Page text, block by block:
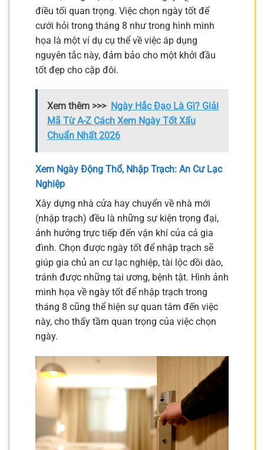
điều tối quan trọng. Việc chọn ngày tốt để
cưới hỏi trong tháng 8 như trong hình minh
họa là một ví dụ cụ thể về việc áp dụng
nguyên tắc này, đảm bảo cho một khởi đầu
tốt đẹp cho cặp đôi.
Xem thêm >>> Ngày Hắc Đạo Là Gì? Giải
Mã Từ A-Z Cách Xem Ngày Tốt Xấu
Chuẩn Nhất 2026
Xem Ngày Động Thổ, Nhập Trạch: An Cư Lạc
Nghiệp
Xây dựng nhà cửa hay chuyển về nhà mới
(nhập trạch) đều là những sự kiện trọng đại,
ảnh hưởng trực tiếp đến vận khí của cả gia
đình. Chọn được ngày tốt để nhập trạch sẽ
giúp gia chủ an cư lạc nghiệp, tài lộc dồi dào,
tránh được những tai ương, bệnh tật. Hình ảnh
minh họa về ngày tốt để nhập trạch trong
tháng 8 cũng thể hiện sự quan tâm đến việc
này, cho thấy tầm quan trọng của việc chọn
ngày.